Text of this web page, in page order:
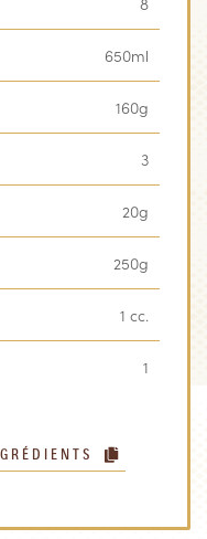
650ml
160g
3
20g
250g
1 cc.
1